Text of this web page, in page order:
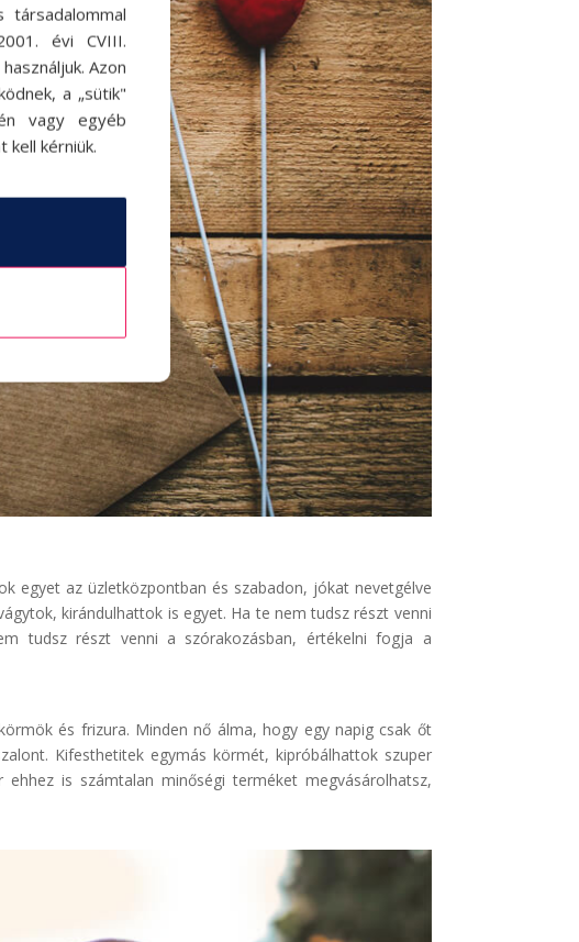
egyet az üzletközpontban és szabadon, jókat nevetgélve
kirándulhattok is egyet. Ha te nem tudsz részt venni
tudsz részt venni a szórakozásban, értékelni fogja a
és frizura. Minden nő álma, hogy egy napig csak őt
Kifesthetitek egymás körmét, kipróbálhattok szuper
is számtalan minőségi terméket megvásárolhatsz,
társadalommal
évi CVIII.
Azon
a „sütik"
vagy egyéb
kell kérniük.